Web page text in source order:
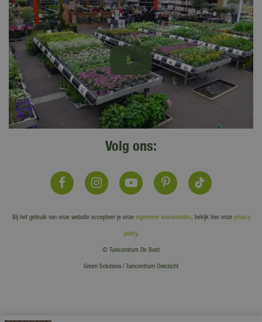
Volg ons:
Bij het gebruik van onze website accepteer je onze algemene voorwaarden, bekijk hier onze privacy
policy.
© Tuincentrum De Boet
Green Solutions Tuincentrum Overzicht